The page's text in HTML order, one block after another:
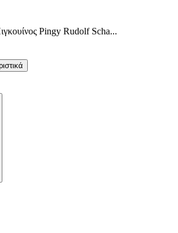
Pingy Rudolf Scha...